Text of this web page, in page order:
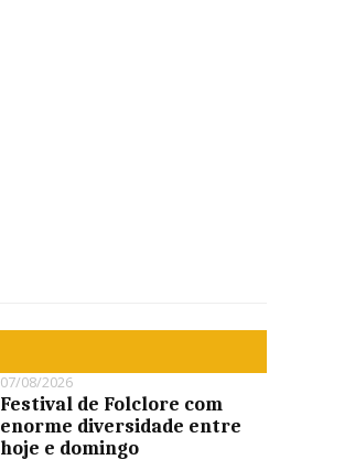
07/08/2026
Festival de Folclore com
enorme diversidade entre
hoje e domingo